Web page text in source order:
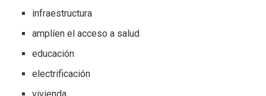
infraestructura
amplíen el acceso a salud
educación
electrificación